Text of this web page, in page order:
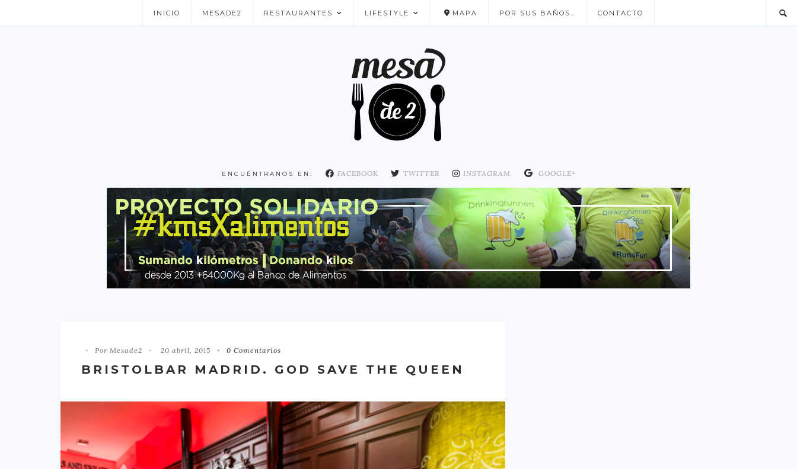
INICIO MESADE2 RESTAURANTES
NUESTROS FAVORITOS
LIFESTYLE MAPA POR SUS BAÑOS… CONTACTO
ENCUÉNTRANOS EN: FACEBOOK TWITTER INSTAGRAM GOOGLE+
Por Mesade2 20 abril, 2015 0 Comentarios
BRISTOLBAR MADRID. GOD SAVE THE QUEEN